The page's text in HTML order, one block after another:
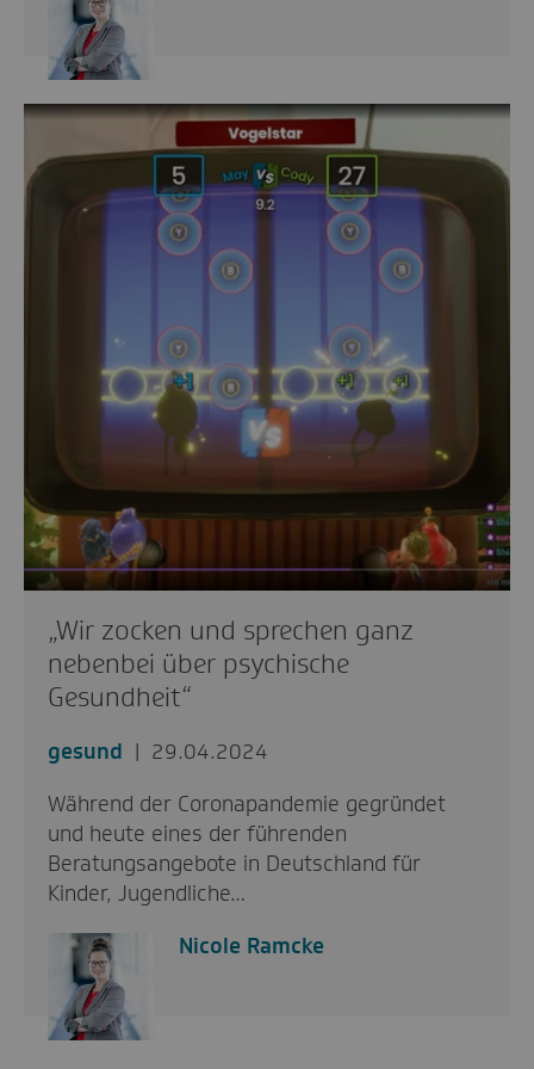
„Wir zocken und sprechen ganz
nebenbei über psychische
Gesundheit“
gesund
29.04.2024
Während der Coronapandemie gegründet
und heute eines der führenden
Beratungsangebote in Deutschland für
Kinder, Jugendliche…
Nicole Ramcke